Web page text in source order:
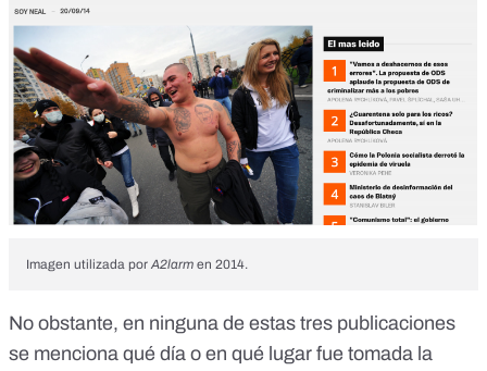
Imagen utilizada por A2larm en 2014.
No obstante, en ninguna de estas tres publicaciones
se menciona qué día o en qué lugar fue tomada la